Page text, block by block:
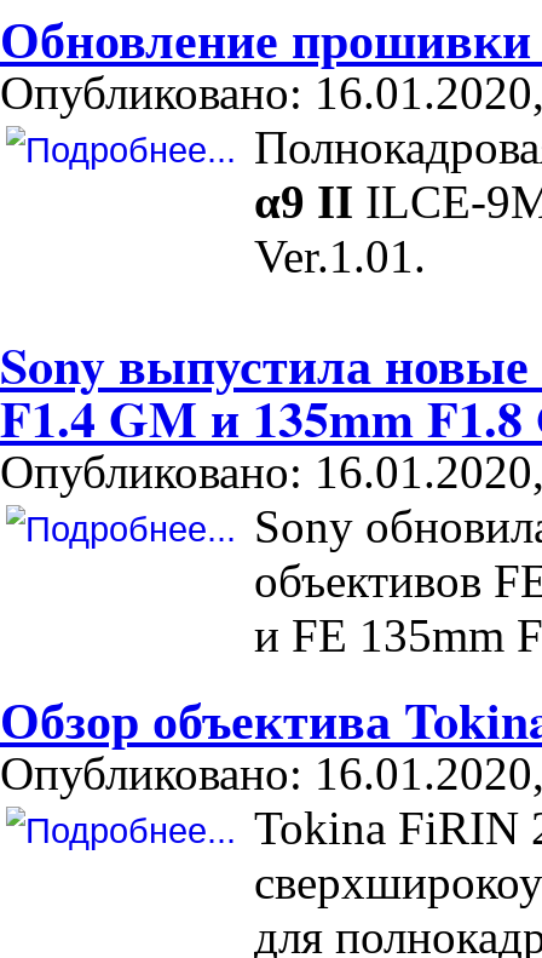
Обновление
Опубликовано:
α9 II ILCE-
Ver.1.01.
Sony выпустила
F1.4 GM и 135mm
Опубликовано:
Sony
объективов
и FE 135mm
Обзор объектива
Опубликовано:
Tokina FiRIN
для